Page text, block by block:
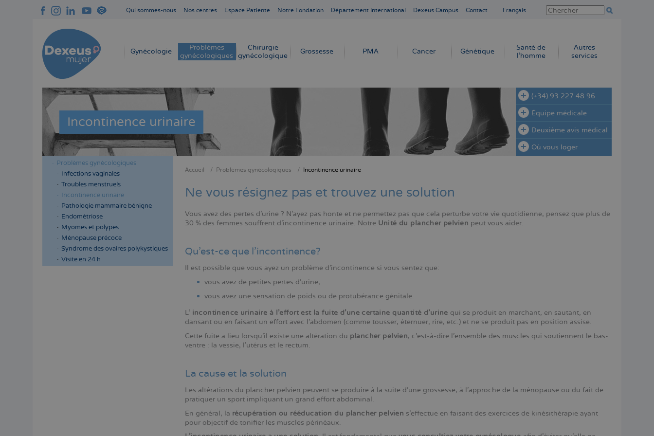
Qui sommes-nous Nos centres Espace Patiente Notre Fondation Département International Dexeus Campus Contact Français
Navegación
Gynécologie
Problèmes
gynécologiques
Chirurgie
gynécologique
Grossesse PMA Cancer Génétique
Santé de
l’homme
Autres
services
Incontinence urinaire
(+34) 93 227 48 96
Équipe médicale
Deuxième avis médical
Où vous loger
Menú
lateral
cabecera
Menú
lateral
principal
Problèmes gynécologiques
Infections vaginales
Troubles menstruels
Incontinence urinaire
Pathologie mammaire bénigne
Endométriose
Myomes et polypes
Ménopause précoce
Syndrome des ovaires polykystiques
Visite en 24 h
d'Ariane
Accueil Problèmes gynécologiques Incontinence urinaire
Ne vous résignez pas et trouvez une solution
Vous avez des pertes d'urine ? N'ayez pas honte et ne permettez pas que cela perturbe votre vie quotidienne, pensez que plus de
30 % des femmes souffrent d'incontinence urinaire. Notre Unité du plancher pelvien peut vous aider.
Qu’est-ce que l'incontinence?
Il est possible que vous ayez un problème d'incontinence si vous sentez que:
vous avez de petites pertes d'urine,
vous avez une sensation de poids ou de protubérance génitale.
L' incontinence urinaire à l'effort est la fuite d'une certaine quantité d'urine qui se produit en marchant, en sautant, en
dansant ou en faisant un effort avec l'abdomen (comme tousser, éternuer, rire, etc.) et ne se produit pas en position assise.
Cette fuite a lieu lorsqu'il existe une altération du plancher pelvien, c'est-à-dire l'ensemble des muscles qui soutiennent le bas-
ventre : la vessie, l'utérus et le rectum.
La cause et la solution
Les altérations du plancher pelvien peuvent se produire à la suite d'une grossesse, à l'approche de la ménopause ou du fait de
pratiquer un sport impliquant un grand effort abdominal.
En général, la récupération ou rééducation du plancher pelvien s'effectue en faisant des exercices de kinésithérapie ayant
pour objectif de tonifier les muscles périnéaux.